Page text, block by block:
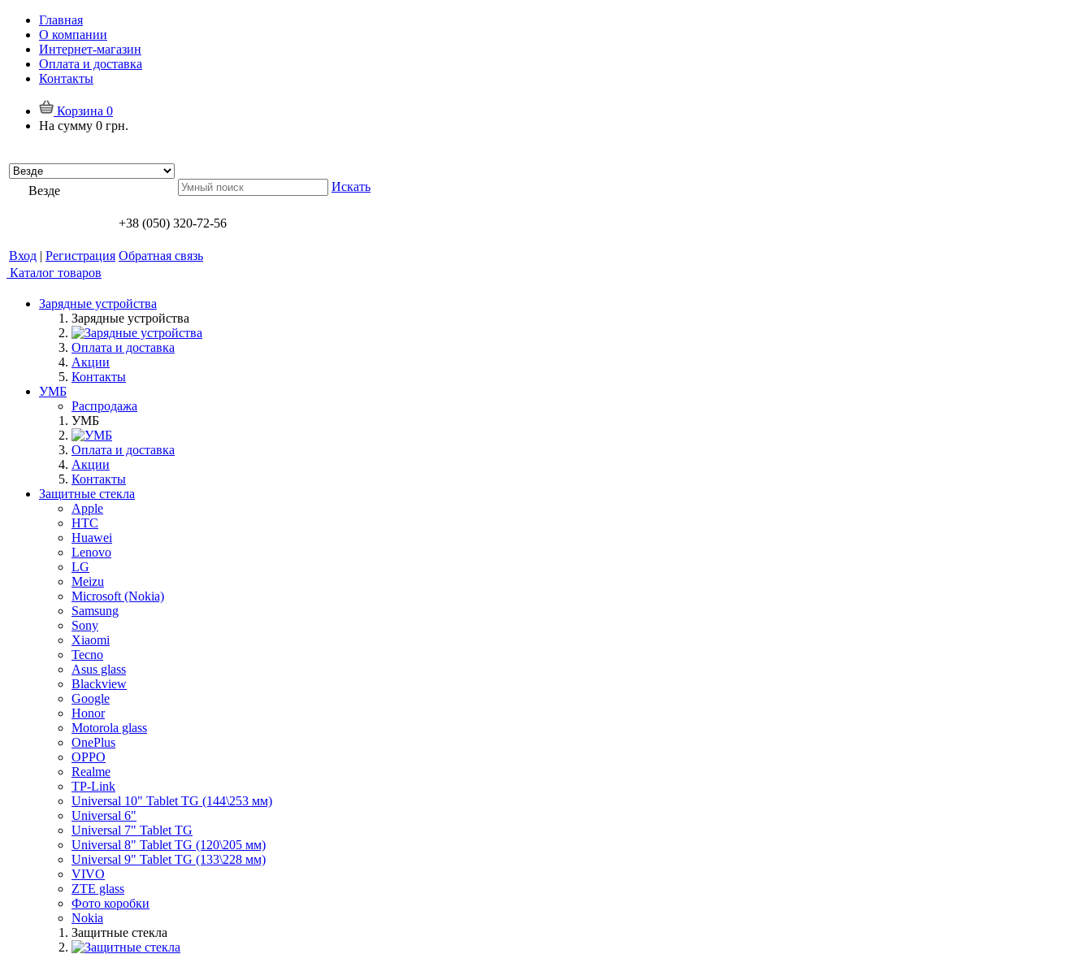
Главная
О компании
Интернет-магазин
Оплата и доставка
Контакты
Корзина 0
На сумму 0 грн.
Везде Искать
+38 (050) 320-72-56
Вход | Регистрация Обратная связь
Каталог товаров
Зарядные устройства
Зарядные устройства
Оплата и доставка
Акции
Контакты
УМБ
Распродажа
УМБ
Оплата и доставка
Акции
Контакты
Защитные стекла
Apple
HTC
Huawei
Lenovo
LG
Meizu
Microsoft (Nokia)
Samsung
Sony
Xiaomi
Tecno
Asus glass
Blackview
Google
Honor
Motorola glass
OnePlus
OPPO
Realme
TP-Link
Universal 10" Tablet TG (144\253 мм)
Universal 6"
Universal 7" Tablet TG
Universal 8" Tablet TG (120\205 мм)
Universal 9" Tablet TG (133\228 мм)
VIVO
ZTE glass
Фото коробки
Nokia
Защитные стекла